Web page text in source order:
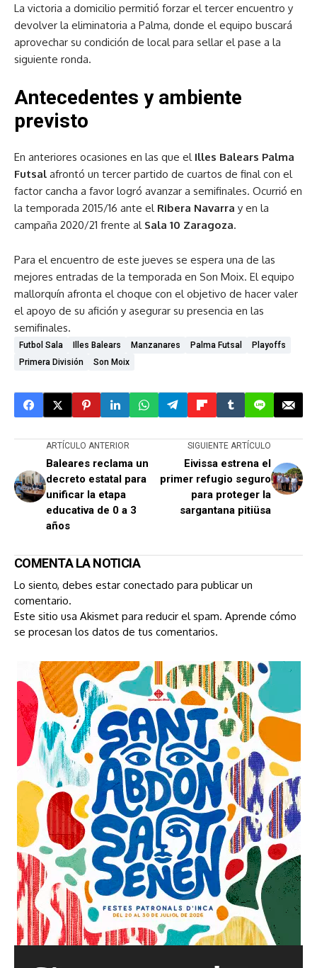
La victoria a domicilio permitió forzar el tercer encuentro y
devolver la eliminatoria a Palma, donde el equipo buscará
aprovechar su condición de local para sellar el pase a la
siguiente ronda.
Antecedentes y ambiente
previsto
En anteriores ocasiones en las que el Illes Balears Palma
Futsal afrontó un tercer partido de cuartos de final con el
factor cancha a favor logró avanzar a semifinales. Ocurrió en
la temporada 2015/16 ante el Ribera Navarra y en la
campaña 2020/21 frente al Sala 10 Zaragoza.
Para el encuentro de este jueves se espera una de las
mejores entradas de la temporada en Son Moix. El equipo
mallorquín afronta el choque con el objetivo de hacer valer
el apoyo de su afición y asegurar su presencia en las
semifinales.
Futbol Sala Illes Balears Manzanares Palma Futsal
Playoffs
Primera División
Son Moix
ARTÍCULO ANTERIOR
Baleares reclama un
decreto estatal para
unificar la etapa
educativa de 0 a 3
años
SIGUIENTE ARTÍCULO
Eivissa estrena el
primer refugio seguro
para proteger la
sargantana pitiüsa
COMENTA LA NOTICIA
Lo siento, debes estar conectado para publicar un
comentario.
Este sitio usa Akismet para reducir el spam. Aprende cómo
se procesan los datos de tus comentarios.